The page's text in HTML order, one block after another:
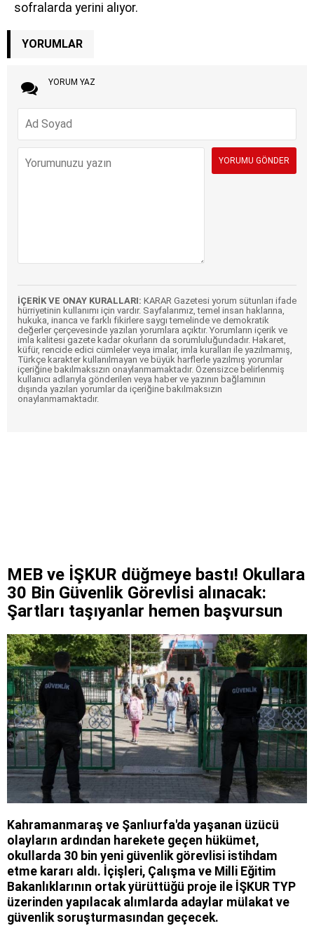
sofralarda yerini alıyor.
YORUMLAR
YORUM YAZ
İÇERİK VE ONAY KURALLARI: KARAR Gazetesi yorum sütunları ifade
hürriyetinin kullanımı için vardır. Sayfalarımız, temel insan haklarına,
hukuka, inanca ve farklı fikirlere saygı temelinde ve demokratik
değerler çerçevesinde yazılan yorumlara açıktır. Yorumların içerik ve
imla kalitesi gazete kadar okurların da sorumluluğundadır. Hakaret,
küfür, rencide edici cümleler veya imalar, imla kuralları ile yazılmamış,
Türkçe karakter kullanılmayan ve büyük harflerle yazılmış yorumlar
içeriğine bakılmaksızın onaylanmamaktadır. Özensizce belirlenmiş
kullanıcı adlarıyla gönderilen veya haber ve yazının bağlamının
dışında yazılan yorumlar da içeriğine bakılmaksızın
onaylanmamaktadır.
MEB ve İŞKUR düğmeye bastı! Okullara
30 Bin Güvenlik Görevlisi alınacak:
Şartları taşıyanlar hemen başvursun
Kahramanmaraş ve Şanlıurfa'da yaşanan üzücü
olayların ardından harekete geçen hükümet,
okullarda 30 bin yeni güvenlik görevlisi istihdam
etme kararı aldı. İçişleri, Çalışma ve Milli Eğitim
Bakanlıklarının ortak yürüttüğü proje ile İŞKUR TYP
üzerinden yapılacak alımlarda adaylar mülakat ve
güvenlik soruşturmasından geçecek.